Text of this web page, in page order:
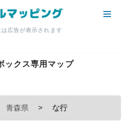
は広告が表示されます
ックス専用マップ
青森県 > な行